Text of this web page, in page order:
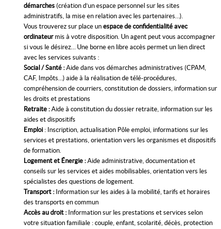
démarches (création d’un espace personnel sur les sites
administratifs, la mise en relation avec les partenaires…).
Vous trouverez sur place un espace de confidentialité avec
ordinateurmis à votre disposition. Un agent peut vous accompagner
si vous le désirez… Une borne en libre accès permet un lien direct
avec les services suivants :
Social / Santé : Aide dans vos démarches administratives (CPAM,
CAF, Impôts…) aide à la réalisation de télé-procédures,
compréhension de courriers, constitution de dossiers, information sur
les droits et prestations
Retraite : Aide à constitution du dossier retraite, information sur les
aides et dispositifs
Emploi : Inscription, actualisation Pôle emploi, informations sur les
services et prestations, orientation vers les organismes et dispositifs
de formation.
Logement et Énergie : Aide administrative, documentation et
conseils sur les services et aides mobilisables, orientation vers les
spécialistes des questions de logement.
Transport : Information sur les aides à la mobilité, tarifs et horaires
des transports en commun
Accès au droit : Information sur les prestations et services selon
votre situation familiale : couple, enfant, scolarité, décès, protection